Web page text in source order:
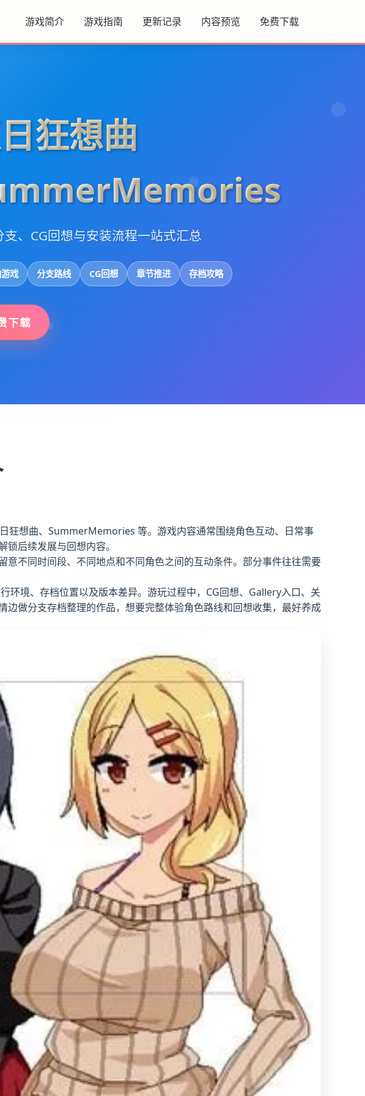
游戏简介 游戏指南 更新记录 内容预览 免费下载
狂想曲
支、CG回想与安装流程一站式汇总
戏 分支路线 CG回想 章节推进 存档攻略
下载
狂想曲、SummerMemories 等。游戏内容通常围绕角色互动、日常事
后续发展与回想内容。
不同时间段、不同地点和不同角色之间的互动条件。部分事件往往需要
环境、存档位置以及版本差异。游玩过程中，CG回想、Gallery入口、关
做分支存档整理的作品，想要完整体验角色路线和回想收集，最好养成